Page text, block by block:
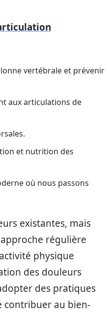
vertébrale et prévenir
aux articulations de
et nutrition des
où nous passons
existantes, mais
régulière
physique
des douleurs
des pratiques
contribuer au bien-